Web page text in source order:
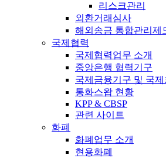
리스크관리
외환거래심사
해외송금 통합관리제
국제협력
국제협력업무 소개
중앙은행 협력기구
국제금융기구 및 국제
통화스왑 현황
KPP & CBSP
관련 사이트
화폐
화폐업무 소개
현용화폐